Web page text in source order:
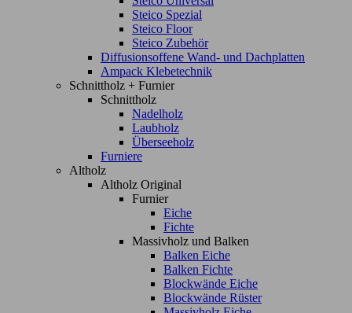
Steico Spezial
Steico Floor
Steico Zubehör
Diffusionsoffene Wand- und Dachplatten
Ampack Klebetechnik
Schnittholz + Furnier
Schnittholz
Nadelholz
Laubholz
Überseeholz
Furniere
Altholz
Altholz Original
Furnier
Eiche
Fichte
Massivholz und Balken
Balken Eiche
Balken Fichte
Blockwände Eiche
Blockwände Rüster